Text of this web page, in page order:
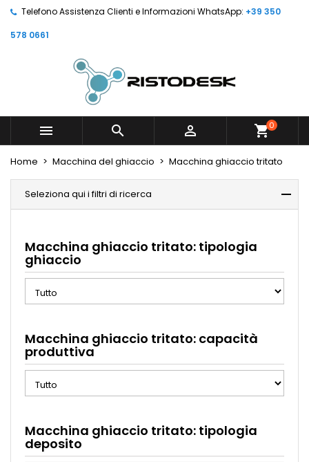
Telefono Assistenza Clienti e Informazioni WhatsApp: +39 350
578 0661
   shopping_cart0
Home Macchina del ghiaccio Macchina ghiaccio tritato
Seleziona qui i filtri di ricerca
Macchina ghiaccio tritato: tipologia
ghiaccio
Macchina ghiaccio tritato: capacità
produttiva
Macchina ghiaccio tritato: tipologia
deposito